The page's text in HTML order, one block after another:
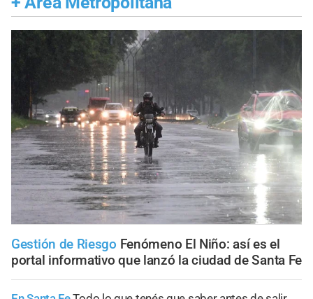
Gestión de Riesgo Fenómeno El Niño: así es el
portal informativo que lanzó la ciudad de Santa Fe